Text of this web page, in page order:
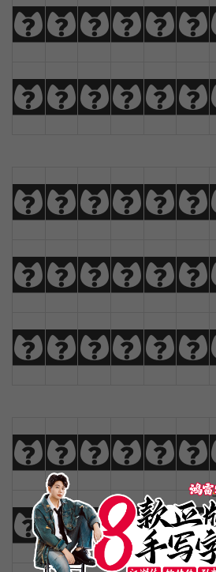
KLMNOP
UVWXYZ
abcdef
klmnop
uvwxyz
012345
!@#$%^